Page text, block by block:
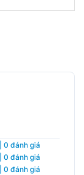
0 đánh giá
0 đánh giá
0 đánh giá